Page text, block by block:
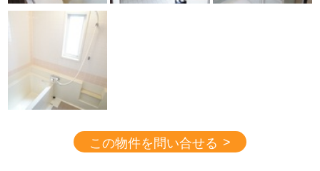
この物件を問い合せる >